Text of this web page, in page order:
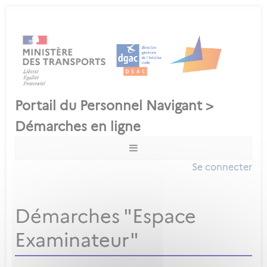
Se connecter
Démarches "Espace
Examinateur"